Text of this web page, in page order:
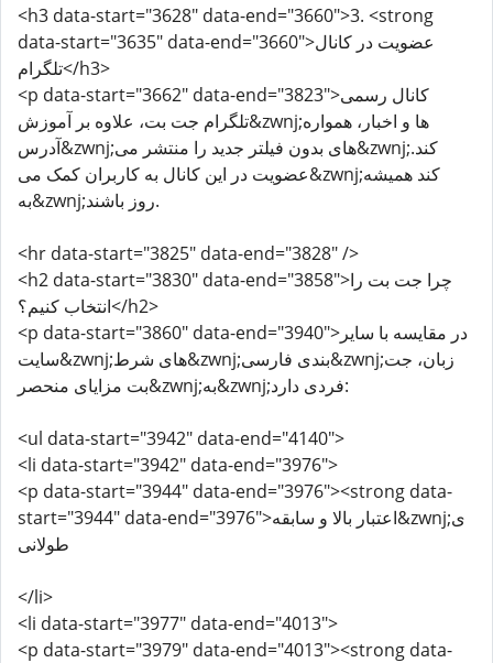
<h3 data-start="3628" data-end="3660">3. <strong
data-start="3635" data-end="3660">عضویت در کانال
تلگرام</h3>
<p data-start="3662" data-end="3823">کانال رسمی
تلگرام جت بت، علاوه بر آموزش&zwnj;ها و اخبار، همواره
آدرس&zwnj;های بدون فیلتر جدید را منتشر می&zwnj;کند.
عضویت در این کانال به کاربران کمک می&zwnj;کند همیشه
به&zwnj;روز باشند.
<hr data-start="3825" data-end="3828" />
<h2 data-start="3830" data-end="3858">چرا جت بت را
انتخاب کنیم؟</h2>
<p data-start="3860" data-end="3940">در مقایسه با سایر
سایت&zwnj;های شرط&zwnj;بندی فارسی&zwnj;زبان، جت
بت مزایای منحصر&zwnj;به&zwnj;فردی دارد:
<ul data-start="3942" data-end="4140">
<li data-start="3942" data-end="3976">
<p data-start="3944" data-end="3976"><strong data-
start="3944" data-end="3976">اعتبار بالا و سابقه&zwnj;ی
طولانی
</li>
<li data-start="3977" data-end="4013">
<p data-start="3979" data-end="4013"><strong data-